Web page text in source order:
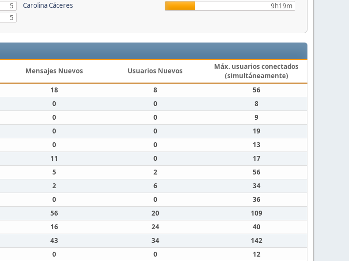
5
5
Carolina Cáceres
9h19m
Mensajes Nuevos Usuarios Nuevos
Máx. usuarios conectados
(simultáneamente)
18 8
56
0 0
8
0 0
9
0 0
19
0 0
13
11 0
17
5 2
56
2 6
34
0 0
36
56 20
109
16 24
40
43 34
142
0 0
12